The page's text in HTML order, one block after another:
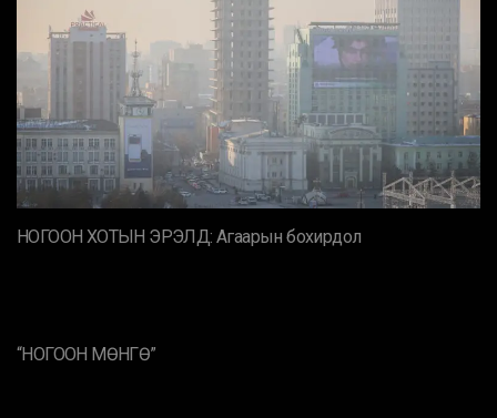
НОГООН ХОТЫН ЭРЭЛД: Агаарын бохирдол
“НОГООН МӨНГӨ”